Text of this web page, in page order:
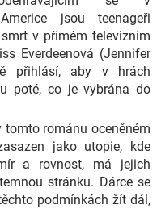
jsou teenageři
v přímém televizním
Everdeenová (Jennifer
přihlásí, aby v hrách
poté, co je vybrána do
tomto románu oceněném
jako utopie, kde
a rovnost, má jejich
stránku. Dárce se
podmínkách žít dál,